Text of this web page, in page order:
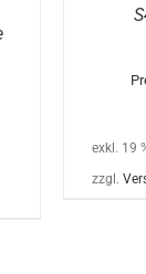
exkl. 19
zzgl.